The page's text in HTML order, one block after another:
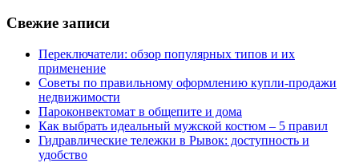
Свежие записи
Переключатели: обзор популярных типов и их
применение
Советы по правильному оформлению купли-продажи
недвижимости
Пароконвектомат в общепите и дома
Как выбрать идеальный мужской костюм – 5 правил
Гидравлические тележки в Рывок: доступность и
удобство